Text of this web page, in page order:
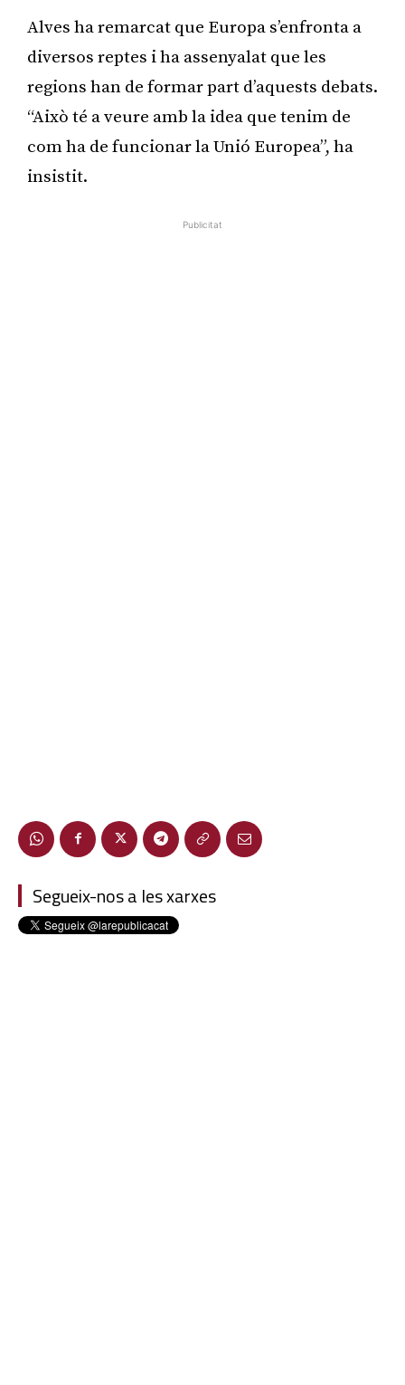
Alves ha remarcat que Europa s’enfronta a
diversos reptes i ha assenyalat que les
regions han de formar part d’aquests debats.
“Això té a veure amb la idea que tenim de
com ha de funcionar la Unió Europea”, ha
insistit.
Publicitat
Segueix-nos a les xarxes